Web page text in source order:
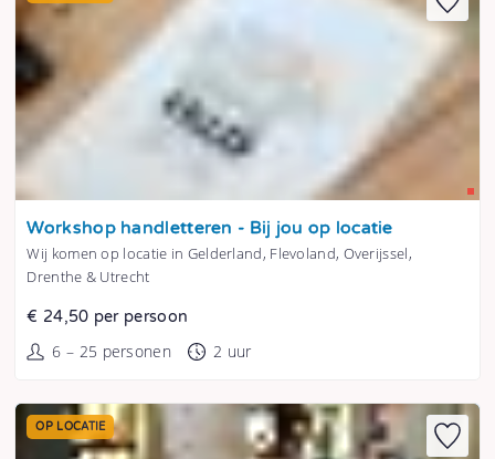
Tonen
Workshop handletteren - Bij jou op locatie
Wij komen op locatie in Gelderland, Flevoland, Overijssel,
Drenthe & Utrecht
€ 24,50 per persoon
6 – 25 personen 2 uur
OP LOCATIE